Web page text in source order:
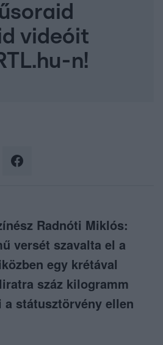
videóit
n!
Radnóti Miklós:
versét szavalta el a
egy krétával
száz kilogramm
státusztörvény ellen